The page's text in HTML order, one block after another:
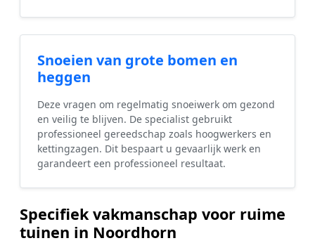
Snoeien van grote bomen en
heggen
Deze vragen om regelmatig snoeiwerk om gezond
en veilig te blijven. De specialist gebruikt
professioneel gereedschap zoals hoogwerkers en
kettingzagen. Dit bespaart u gevaarlijk werk en
garandeert een professioneel resultaat.
Specifiek vakmanschap voor ruime
tuinen in Noordhorn